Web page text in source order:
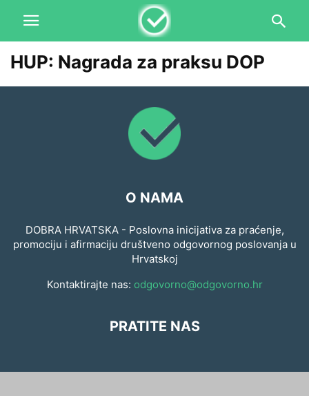
HUP: Nagrada za praksu DOP
O NAMA
DOBRA HRVATSKA - Poslovna inicijativa za praćenje,
promociju i afirmaciju društveno odgovornog poslovanja u
Hrvatskoj
Kontaktirajte nas: odgovorno@odgovorno.hr
PRATITE NAS